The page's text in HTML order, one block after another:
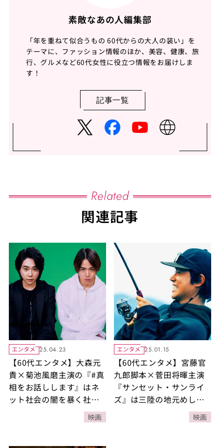
素敵なあの人編集部
「年を重ねて似合うもの 60代からの大人の装い」を
テーマに、ファッション情報のほか、美容、健康、旅
行、グルメなど60代女性に役立つ情報をお届けしま
す！
記事一覧
Related
関連記事
エンタメ 25.04.23
【60代エンタメ】大森元
貴×菊池風磨主演の『#真
相をお話しします』はネ
ット社会の闇を暴く社会
映画
エンタメ 25.01.15
【60代エンタメ】宮藤官
九郎脚本×菅田将暉主演
『サンセット・サンライ
ズ』は三陸の地元めしが
多数登場する“笑い泣映画